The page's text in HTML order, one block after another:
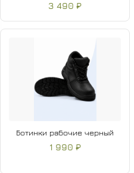
3 490 ₽
Ботинки рабочие черный
1 990 ₽